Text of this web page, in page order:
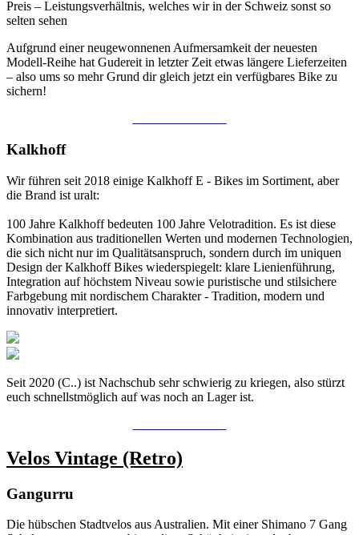
Preis – Leistungsverhältnis, welches wir in der Schweiz sonst so
selten sehen
Aufgrund einer neugewonnenen Aufmersamkeit der neuesten
Modell-Reihe hat Gudereit in letzter Zeit etwas längere Lieferzeiten
– also ums so mehr Grund dir gleich jetzt ein verfügbares Bike zu
sichern!
Kalkhoff
Wir führen seit 2018 einige Kalkhoff E - Bikes im Sortiment, aber
die Brand ist uralt:
100 Jahre Kalkhoff bedeuten 100 Jahre Velotradition. Es ist diese
Kombination aus traditionellen Werten und modernen Technologien,
die sich nicht nur im Qualitätsanspruch, sondern durch im uniquen
Design der Kalkhoff Bikes wiederspiegelt: klare Lienienführung,
Integration auf höchstem Niveau sowie puristische und stilsichere
Farbgebung mit nordischem Charakter - Tradition, modern und
innovativ interpretiert.
Seit 2020 (C..) ist Nachschub sehr schwierig zu kriegen, also stürzt
euch schnellstmöglich auf was noch an Lager ist.
Velos Vintage (Retro)
Gangurru
Die hübschen Stadtvelos aus Australien. Mit einer Shimano 7 Gang